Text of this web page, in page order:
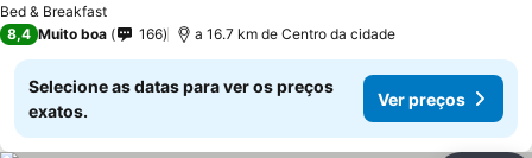
Bed & Breakfast
8,4 Muito boa 166 a 16.7 km de Centro da cidade
Selecione as datas para ver os preços
exatos.
Ver preços